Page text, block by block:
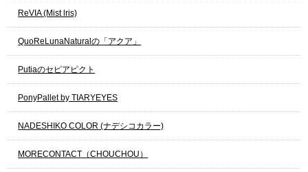
ReVIA (Mist lris)
QuoReLunaNaturalの「アクア」
Putiaのセピアピクト
PonyPallet by TIARYEYES
NADESHIKO COLOR (ナデシコカラー)
MORECONTACT（CHOUCHOU）